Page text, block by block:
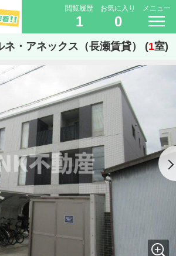
閲覧履歴
1
お気に入り
0
メニュー
ネ・アネックス（長瀬賃貸） (1室)